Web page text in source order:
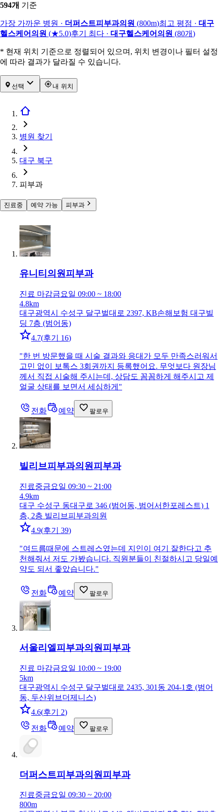
594개 기준
가장 가까운 병원 · 더퍼스트피부과의원 (800m)최고 평점 · 대구
헬스케어의원 (★5.0)후기 최다 · 대구헬스케어의원 (80개)
* 현재 위치 기준으로 정렬되어 있으며, 위치 변경이나 필터 설정
에 따라 결과가 달라질 수 있습니다.
선택 내 위치
병원 찾기
대구 북구
피부과
진료중 예약 가능 피부과
유니티의원피부과
진료 마감금요일 09:00 ~ 18:00
4.8km
대구광역시 수성구 달구벌대로 2397, KB손해보험 대구빌
딩 7층 (범어동)
4.7(후기 16)
"한 번 방문했을 때 시술 결과와 응대가 모두 만족스러워서
고민 없이 보톡스 3회권까지 등록했어요. 무엇보다 원장님
께서 직접 시술해 주시는데, 상담도 꼼꼼하게 해주시고 제
얼굴 상태를 보면서 세심하게 "
전화 예약 팔로우
빌리브피부과의원 피부과
진료중금요일 09:30 ~ 21:00
4.9km
대구 수성구 동대구로 346 (범어동, 범어서한포레스트) 1
층, 2층 빌리브피부과의원
4.9(후기 39)
"여드름때문에 스트레스였는데 지인이 여기 잘한다고 추
천해줘서 저도 가봤습니다. 직원분들이 친절하시고 당일예
약도 되서 좋았습니다."
전화 예약 팔로우
서울리엘피부과의원피부과
진료 마감금요일 10:00 ~ 19:00
5km
대구광역시 수성구 달구벌대로 2435, 301동 204-1호 (범어
동, 두산위브더제니스)
4.6(후기 2)
전화
예약 팔로우
더퍼스트피부과의원 피부과
진료중금요일 09:30 ~ 20:00
800m